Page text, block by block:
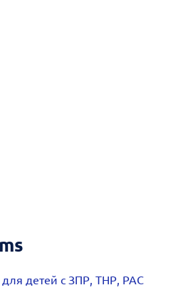
для детей с ЗПР, ТНР, РАС